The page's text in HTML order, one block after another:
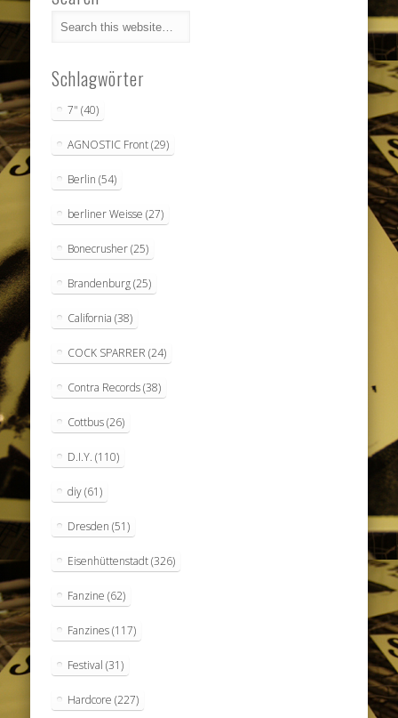
Schlagwörter
7" (40)
AGNOSTIC Front(29)
Berlin (54)
berliner Weisse (27)
Bonecrusher(25)
Brandenburg(25)
California (38)
COCK SPARRER (24)
Contra Records(38)
Cottbus(26)
D.I.Y. (110)
diy(61)
Dresden (51)
Eisenhüttenstadt(326)
Fanzine (62)
Fanzines(117)
Festival (31)
Hardcore (227)